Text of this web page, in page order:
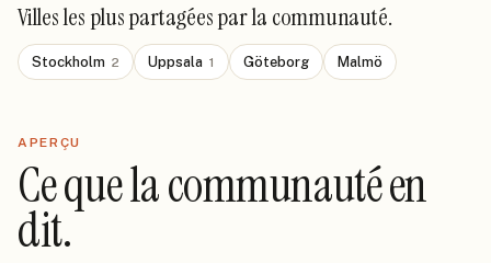
Villes les plus partagées par la communauté.
Stockholm 2 Uppsala 1 Göteborg Malmö
APERÇU
Ce que la communauté en
dit.